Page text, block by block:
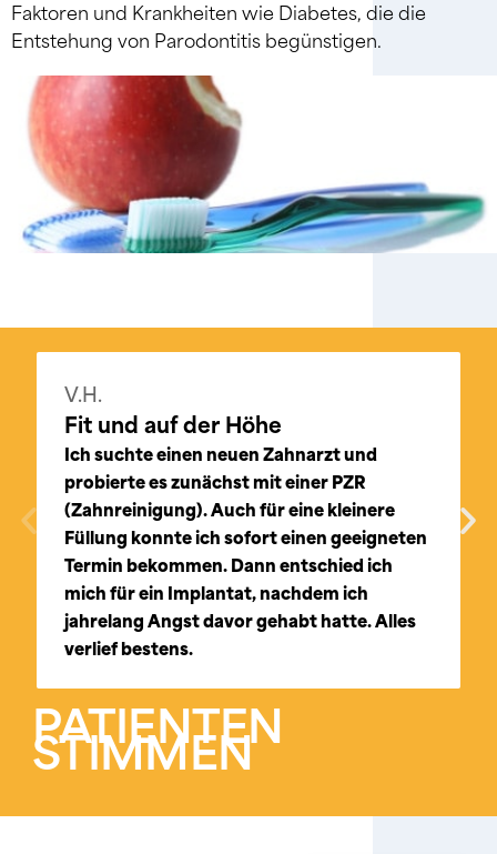
Faktoren und Krankheiten wie Diabetes, die die
Entstehung von Parodontitis begünstigen.
V.H.
Fit und auf der Höhe
Ich suchte einen neuen Zahnarzt und
probierte es zunächst mit einer PZR
(Zahnreinigung). Auch für eine kleinere
Füllung konnte ich sofort einen geeigneten
Termin bekommen. Dann entschied ich
mich für ein Implantat, nachdem ich
jahrelang Angst davor gehabt hatte. Alles
verlief bestens.
PATIENTEN
STIMMEN